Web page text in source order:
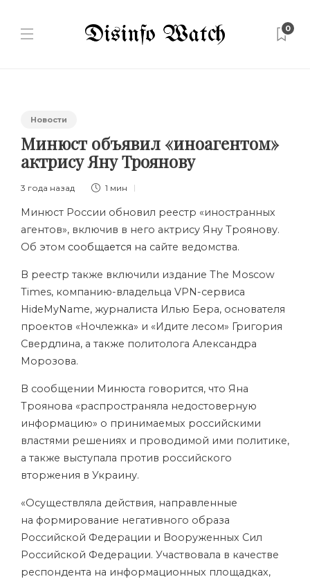
0
Новости
Минюст объявил «иноагентом»
актрису Яну Троянову
3 года назад 1 мин
Минюст России обновил реестр «иностранных
агентов», включив в него актрису Яну Троянову.
Об этом сообщается на сайте ведомства.
В реестр также включили издание The Moscow
Times, компанию-владельца VPN-сервиса
HideMyName, журналиста Илью Бера, основателя
проектов «Ночлежка» и «Идите лесом» Григория
Свердлина, а также политолога Александра
Морозова.
В сообщении Минюста говорится, что Яна
Троянова «распространяла недостоверную
информацию» о принимаемых российскими
властями решениях и проводимой ими политике,
а также выступала против российского
вторжения в Украину.
«Осуществляла действия, направленные
на формирование негативного образа
Российской Федерации и Вооруженных Сил
Российской Федерации. Участвовала в качестве
респондента на информационных площадках,